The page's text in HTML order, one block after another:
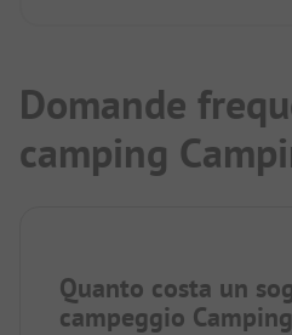
Domande
camping
Quanto costa un
campeggio